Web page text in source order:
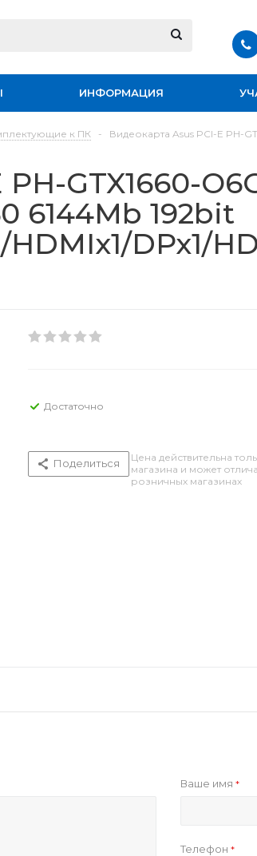
ИНФОРМАЦИЯ
к ПК -
Видеокарта Asus PCI-E PH-
GTX1660-
6144Mb 192bit
DPx1/
Достаточно
Поделиться
Цена действительна
магазина и может
розничных магазинах
Ваше имя *
Телефон *